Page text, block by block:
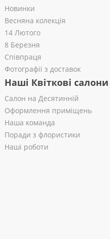
Новинки
Весняна колекція
14 Лютого
8 Березня
Співпраця
Фотографії з доставок
Наші Квіткові салони
Салон на Десятинній
Оформлення приміщень
Наша команда
Поради з флористики
Наші роботи